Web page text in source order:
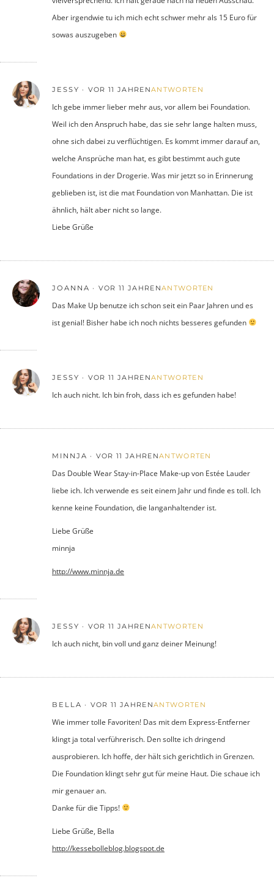
Aber irgendwie tu ich mich echt schwer mehr als 15 Euro für
sowas auszugeben
JESSY VOR 11 JAHRENANTWORTEN
Ich gebe immer lieber mehr aus, vor allem bei Foundation.
Weil ich den Anspruch habe, das sie sehr lange halten muss,
ohne sich dabei zu verflüchtigen. Es kommt immer darauf an,
welche Ansprüche man hat, es gibt bestimmt auch gute
Foundations in der Drogerie. Was mir jetzt so in Erinnerung
geblieben ist, ist die mat Foundation von Manhattan. Die ist
ähnlich, hält aber nicht so lange.
Liebe Grüße
JOANNA VOR 11 JAHRENANTWORTEN
Das Make Up benutze ich schon seit ein Paar Jahren und es
ist genial! Bisher habe ich noch nichts besseres gefunden
JESSY VOR 11 JAHRENANTWORTEN
Ich auch nicht. Ich bin froh, dass ich es gefunden habe!
MINNJA VOR 11 JAHRENANTWORTEN
Das Double Wear Stay-in-Place Make-up von Estée Lauder
liebe ich. Ich verwende es seit einem Jahr und finde es toll. Ich
kenne keine Foundation, die langanhaltender ist.
Liebe Grüße
minnja
http://www.minnja.de
JESSY VOR 11 JAHRENANTWORTEN
Ich auch nicht, bin voll und ganz deiner Meinung!
BELLA VOR 11 JAHRENANTWORTEN
Wie immer tolle Favoriten! Das mit dem Express-Entferner
klingt ja total verführerisch. Den sollte ich dringend
ausprobieren. Ich hoffe, der hält sich gerichtlich in Grenzen.
Die Foundation klingt sehr gut für meine Haut. Die schaue ich
mir genauer an.
Danke für die Tipps!
Liebe Grüße, Bella
http://kessebolleblog.blogspot.de